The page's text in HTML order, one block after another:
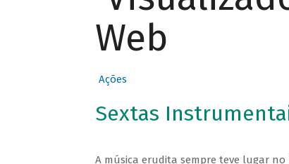
Web
Ações
Sextas
A música erudita sempre teve lugar no